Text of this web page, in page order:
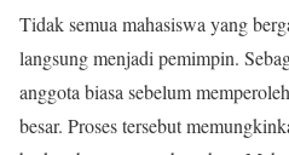
Tidak semua mahasiswa yang
langsung menjadi pemimpin.
anggota biasa sebelum
besar. Proses tersebut